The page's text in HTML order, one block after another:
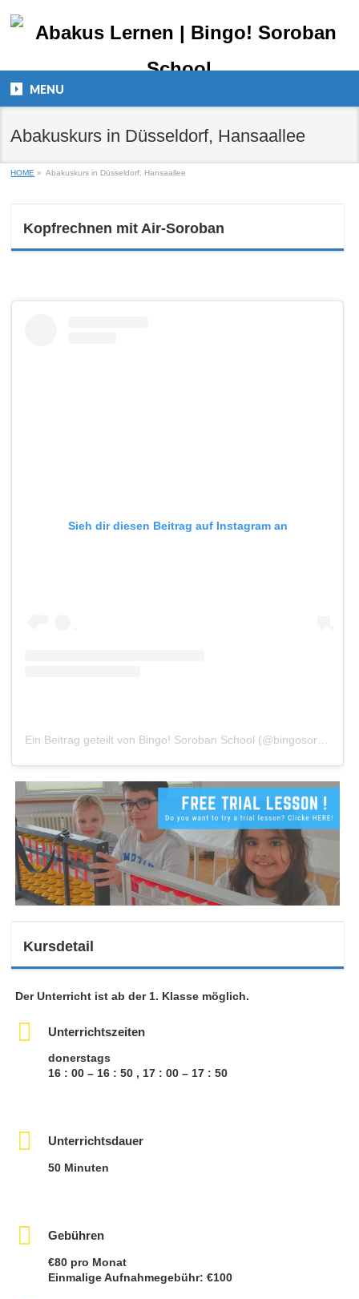
MENU
Abakuskurs in Düsseldorf, Hansaallee
HOME » Abakuskurs in Düsseldorf, Hansaallee
Kopfrechnen mit Air-Soroban
Sieh dir diesen Beitrag auf Instagram an
Ein Beitrag geteilt von Bingo! Soroban School (@bingosoroban)
Kursdetail
Der Unterricht ist ab der 1. Klasse möglich.
Unterrichtszeiten
donerstags
16 : 00 – 16 : 50 , 17 : 00 – 17 : 50
Unterrichtsdauer
50 Minuten
Gebühren
€80 pro Monat
Einmalige Aufnahmegebühr: €100